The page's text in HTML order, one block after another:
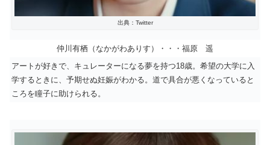
出典：Twitter
仲川有栖（なかがわありす）・・・福原 遥
アートが好きで、キュレーターになる夢を持つ18歳。希望の大学に入
学するときに、予期せぬ妊娠がわかる。道で具合が悪くなっていると
ころを瞳子に助けられる。